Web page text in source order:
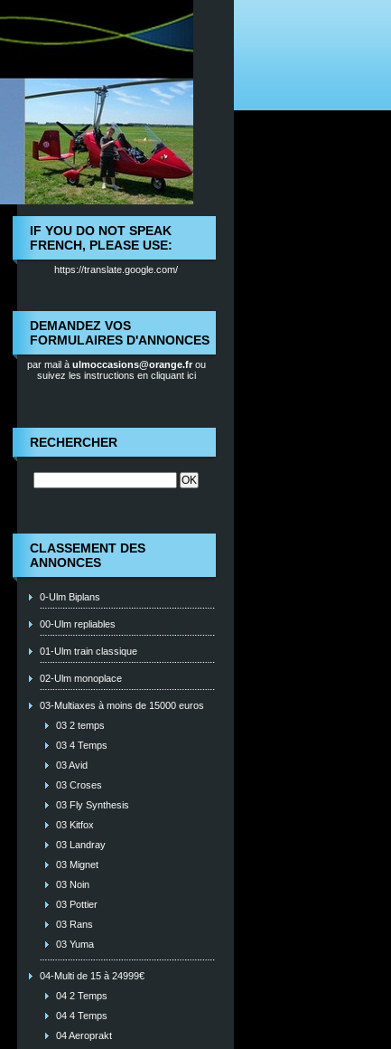
IF YOU DO NOT SPEAK
FRENCH, PLEASE USE:
https://translate.google.com/
DEMANDEZ VOS
FORMULAIRES D'ANNONCES
par mail à ulmoccasions@orange.frou
suivez les instructions en cliquant ici
RECHERCHER
CLASSEMENT DES
ANNONCES
0-Ulm Biplans
00-Ulm repliables
01-Ulm train classique
02-Ulm monoplace
03-Multiaxes à moins de 15000 euros
03 2 temps
03 4 Temps
03 Avid
03 Croses
03 Fly Synthesis
03 Kitfox
03 Landray
03 Mignet
03 Noin
03 Pottier
03 Rans
03 Yuma
04-Multi de 15 à 24999€
04 2 Temps
04 4 Temps
04 Aeroprakt